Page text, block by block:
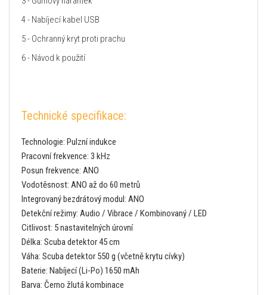
4 - Nabíjecí kabel USB
5 - Ochranný kryt proti prachu
6 - Návod k použití
Technické specifikace:
Technologie: Pulzní indukce
Pracovní frekvence: 3 kHz
Posun frekvence: ANO
Vodotěsnost: ANO až do 60 metrů
Integrovaný bezdrátový modul: ANO
Detekční režimy: Audio / Vibrace / Kombinovaný / LED
Citlivost: 5 nastavitelných úrovní
Délka: Scuba detektor 45 cm
Váha: Scuba detektor 550 g (včetně krytu cívky)
Baterie: Nabíjecí (Li-Po) 1650 mAh
Barva: Černo žlutá kombinace